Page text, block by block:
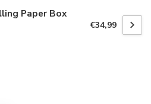
Paper Box
€34,99